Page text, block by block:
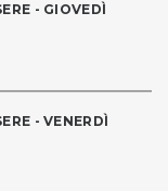
- GIOVEDÌ
- VENERDÌ